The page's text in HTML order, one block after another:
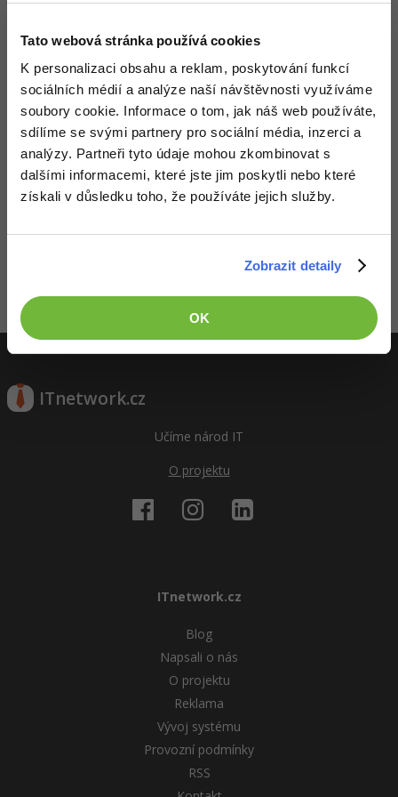
Tato webová stránka používá cookies
K personalizaci obsahu a reklam, poskytování funkcí
sociálních médií a analýze naší návštěvnosti využíváme
soubory cookie. Informace o tom, jak náš web používáte,
sdílíme se svými partnery pro sociální média, inzerci a
analýzy. Partneři tyto údaje mohou zkombinovat s
dalšími informacemi, které jste jim poskytli nebo které
získali v důsledku toho, že používáte jejich služby.
Zobrazit detaily
OK
Copywriter
WordPress specialista
SEO specialista
Algoritmy
Umělá inteligence (AI) -10%
Pro děti
Více
Fórum
Time management
Windows
Sítě
Kybernetická bezpečnost
Ostatní
Fórum
Příběhy absolventů
Blog
Kariéra
Pro firmy
registrovaní členové. Pro zapojení do diskuze sepřihlas .
zaregistruj se, je to zdarma.
Zobrazeno 1 zpráv z 1.
ITnetwork.cz
Učíme národ IT
O projektu
ITnetwork.cz
Blog
Napsali o nás
O projektu
Reklama
Vývoj systému
Provozní podmínky
RSS